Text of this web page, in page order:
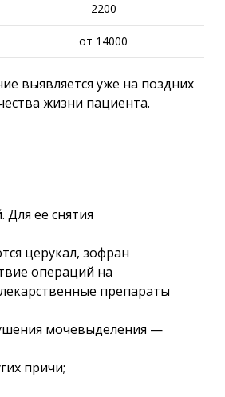
2200
от 14000
выявляется уже на поздних
жизни пациента.
ее снятия
церукал, зофран
операций на
препараты
мочевыделения —
причи;